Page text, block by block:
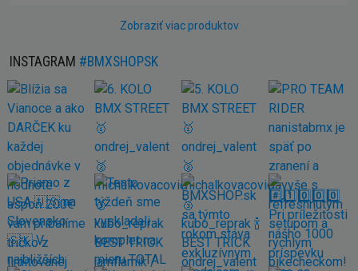
Zobraziť viac produktov
INSTAGRAM #BMXSHOPSK